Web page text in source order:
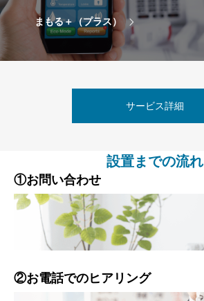
まもる＋（プラス）
サービス詳細
設置までの流れ
①お問い合わせ
②お電話でのヒアリング